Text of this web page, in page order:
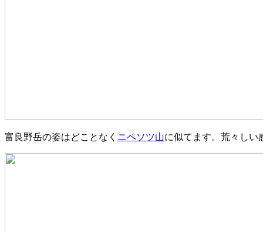
富良野岳の姿はどことなく ニペソツ山に似てます。荒々しい